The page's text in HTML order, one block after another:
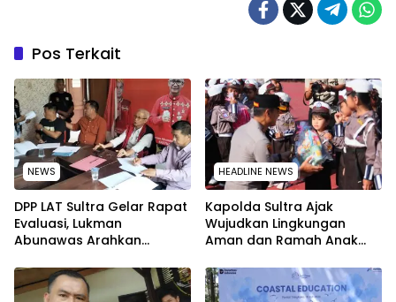
Pos Terkait
NEWS
‎DPP LAT Sultra Gelar Rapat
Evaluasi, Lukman
Abunawas Arahkan
Secara Rutin dan
Menyeluruh
HEADLINE NEWS
Kapolda Sultra Ajak
Wujudkan Lingkungan
Aman dan Ramah Anak
Nasional 2026